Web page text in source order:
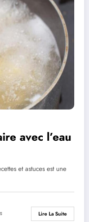
avec l’eau
et astuces est une
Lire La Suite